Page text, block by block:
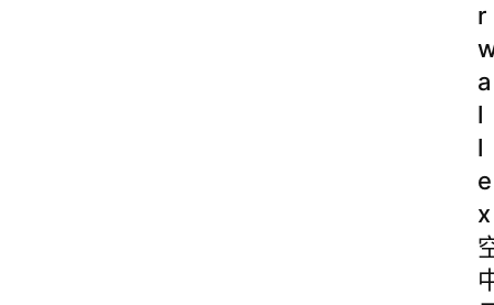
r
a
l
l
e
x